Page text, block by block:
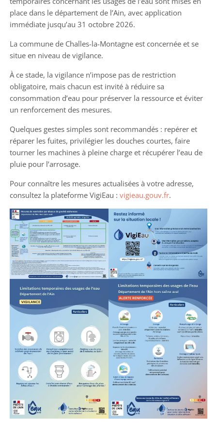
place dans le département de l’Ain, avec application
immédiate jusqu’au 31 octobre 2026.
La commune de Challes-la-Montagne est concernée et se
situe en niveau de vigilance.
À ce stade, la vigilance n’impose pas de restriction
obligatoire, mais chacun est invité à réduire sa
consommation d’eau pour préserver la ressource et éviter
un renforcement des mesures.
Quelques gestes simples sont recommandés : repérer et
réparer les fuites, privilégier les douches courtes, faire
tourner les machines à pleine charge et récupérer l’eau de
pluie pour l’arrosage.
Pour connaître les mesures actualisées à votre adresse,
consultez la plateforme VigiEau : vigieau.gouv.fr.